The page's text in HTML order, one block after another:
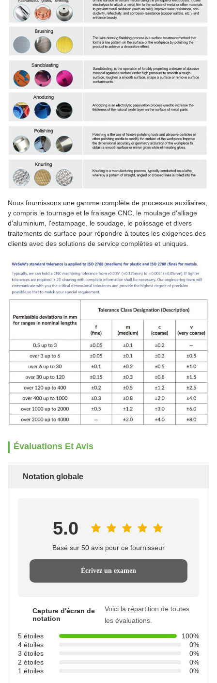
Nous fournissons une gamme complète de processus auxiliaires,
y compris le tournage et le fraisage CNC, le moulage d'alliage
d'aluminium, l'estampage, le soudage, le polissage et divers
traitements de surface pour répondre à toutes les exigences des
clients avec des solutions de service complètes et uniques.
Évaluations Et Avis
Notation globale
5.0
Basé sur 50 avis pour ce fournisseur
Écrivez un examen
Capture d'écran de
notation
Voici la répartition de toutes
les évaluations.
5 étoiles
100%
4 étoiles
0%
3 étoiles
0%
2 étoiles
0%
1 étoiles
0%